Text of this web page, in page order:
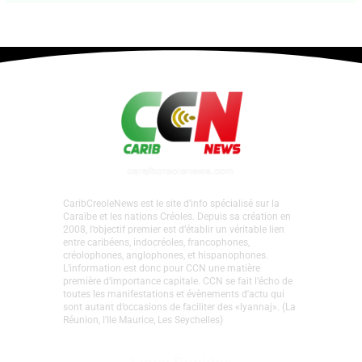
CaribCreoleNews est le site d’info spécialisé sur la
Caraïbe et les nations Créoles. Depuis sa création en
2008, l’objectif premier est d’établir un véritable lien
entre caribéens, indocréoles, francophones,
créolophones, anglophones, et hispanophones.
L’information est donc pour CCN une matière
première d’importance capitale. CCN se fait l’écho de
toutes les manifestations et évènements d'actu qui
sont autant d’occasions de faciliter des «lyannaj». (La
Réunion, l'Ile Maurice, Les Seychelles)